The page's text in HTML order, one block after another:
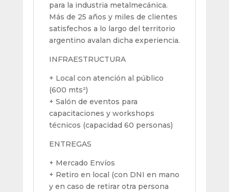
para la industria metalmecánica.
Más de 25 años y miles de clientes
satisfechos a lo largo del territorio
argentino avalan dicha experiencia.
INFRAESTRUCTURA
+ Local con atención al público
(600 mts²)
+ Salón de eventos para
capacitaciones y workshops
técnicos (capacidad 60 personas)
ENTREGAS
+ Mercado Envíos
+ Retiro en local (con DNI en mano
y en caso de retirar otra persona